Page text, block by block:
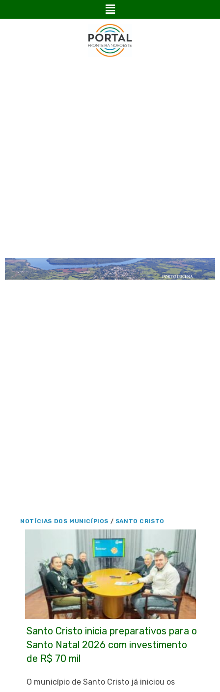
NOTÍCIAS DOS MUNICÍPIOS / SANTO CRISTO
Santo Cristo inicia preparativos para o
Santo Natal 2026 com investimento
de R$ 70 mil
O município de Santo Cristo já iniciou os